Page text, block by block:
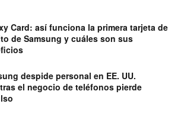
Card: así funciona la primera tarjeta de
de Samsung y cuáles son sus
despide personal en EE. UU.
el negocio de teléfonos pierde